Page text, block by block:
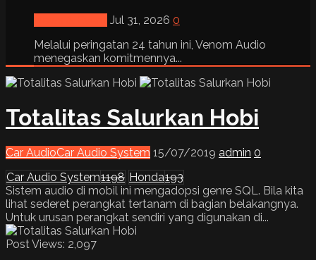
Jul 31, 2026 0
Melalui peringatan 24 tahun ini, Venom Audio
menegaskan komitmennya...
Totalitas Salurkan Hobi
Car AudioCar Audio System 15/07/2019 admin 0
Car Audio System1198 Honda193
Sistem audio di mobil ini mengadopsi genre SQL. Bila kita
lihat sederet perangkat tertanam di bagian belakangnya.
Untuk urusan perangkat sendiri yang digunakan di...
Post Views: 2,097